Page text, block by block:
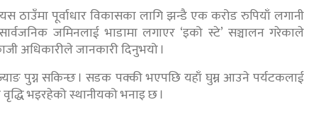
ठाउँमा पूर्वाधार विकासका लागि झन्डै एक करोड रुपियाँ लगानी
जमिनलाई भाडामा लगाएर ‘इको स्टे’ सञ्चालन गरेकाले
अधिकारीले जानकारी दिनुभयो ।
पुग्न सकिन्छ । सडक पक्की भएपछि यहाँ घुम्न आउने पर्यटकलाई
भइरहेको स्थानीयको भनाइ छ ।